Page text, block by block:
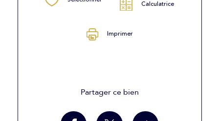
Calculatrice
Imprimer
Partager ce bien